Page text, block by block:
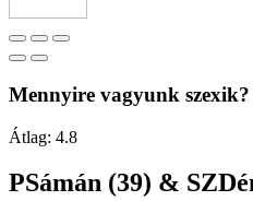
Mennyire vagyunk szexik?
Átlag: 4.8
PSámán (39) &